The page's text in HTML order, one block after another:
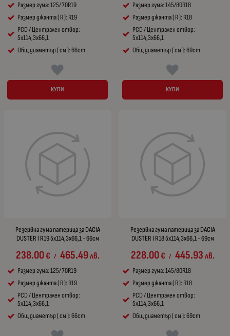
Размер гума: 125/70R19
Размер джанта ( R ): R19
PCD / Централен отвор:
5x114,3x66,1
Общ диаметър ( см ): 66cm
КУПИ
Размер гума: 145/80R18
Размер джанта ( R ): R18
PCD / Централен отвор:
5x114,3x66,1
Общ диаметър ( см ): 69cm
КУПИ
Резервна гума патерица за DACIA
DUSTER I R19 5x114,3x66,1 - 66см
238.00€ / 465.49лв.
Размер гума: 125/70R19
Размер джанта ( R ): R19
PCD / Централен отвор:
5x114,3x66,1
Общ диаметър ( см ): 66cm
Резервна гума патерица за DACIA
DUSTER I R18 5x114,3x66,1 - 69см
228.00€ / 445.93лв.
Размер гума: 145/80R18
Размер джанта ( R ): R18
PCD / Централен отвор:
5x114,3x66,1
Общ диаметър ( см ): 69cm